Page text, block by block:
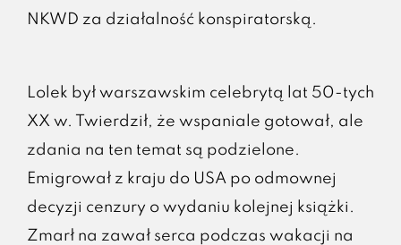
NKWD za działalność konspiratorską.
Lolek był warszawskim celebrytą lat 50-tych
XX w. Twierdził, że wspaniale gotował, ale
zdania na ten temat są podzielone.
Emigrował z kraju do USA po odmownej
decyzji cenzury o wydaniu kolejnej książki.
Zmarł na zawał serca podczas wakacji na